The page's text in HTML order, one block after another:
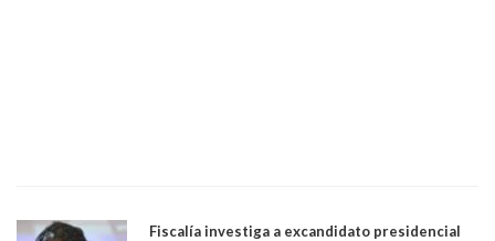
Fiscalía investiga a excandidato presidencial